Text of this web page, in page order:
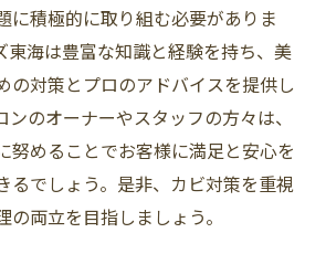
に積極的に取り組む必要がありま
東海は豊富な知識と経験を持ち、美
の対策とプロのアドバイスを提供し
のオーナーやスタッフの方々は、
努めることでお客様に満足と安心を
るでしょう。是非、カビ対策を重視
の両立を目指しましょう。